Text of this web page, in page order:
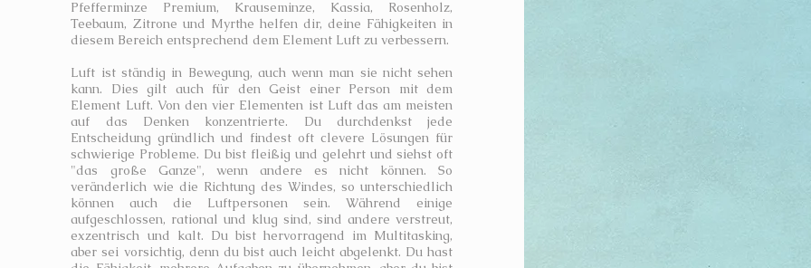
Pfefferminze Premium, Krauseminze, Kassia, Rosenholz,
Teebaum, Zitrone und Myrthe helfen dir, deine Fähigkeiten in
diesem Bereich entsprechend dem Element Luft zu verbessern.
Luft ist ständig in Bewegung, auch wenn man sie nicht sehen
kann. Dies gilt auch für den Geist einer Person mit dem
Element Luft. Von den vier Elementen ist Luft das am meisten
auf das Denken konzentrierte. Du durchdenkst jede
Entscheidung gründlich und findest oft clevere Lösungen für
schwierige Probleme. Du bist fleißig und gelehrt und siehst oft
"das große Ganze", wenn andere es nicht können. So
veränderlich wie die Richtung des Windes, so unterschiedlich
können auch die Luftpersonen sein. Während einige
aufgeschlossen, rational und klug sind, sind andere verstreut,
exzentrisch und kalt. Du bist hervorragend im Multitasking,
aber sei vorsichtig, denn du bist auch leicht abgelenkt. Du hast